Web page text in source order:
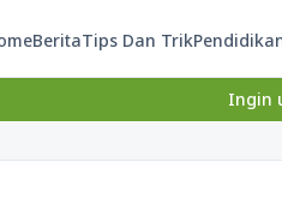
BeritaTips Dan Trik
Ingin upgrade